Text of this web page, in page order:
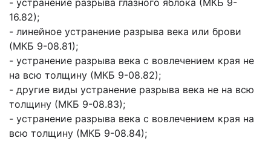
- устранение разрыва глазного яблока (МКБ 9-
16.82);
- линейное устранение разрыва века или брови
(МКБ 9-08.81);
- устранение разрыва века с вовлечением края не
на всю толщину (МКБ 9-08.82);
- другие виды устранение разрыва века не на всю
толщину (МКБ 9-08.83);
- устранение разрыва века с вовлечением края на
всю толщину (МКБ 9-08.84);